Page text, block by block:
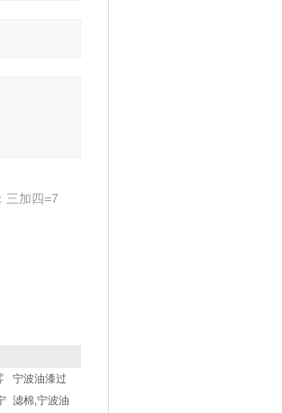
三加四=7
宁波油漆过
滤棉,宁波油